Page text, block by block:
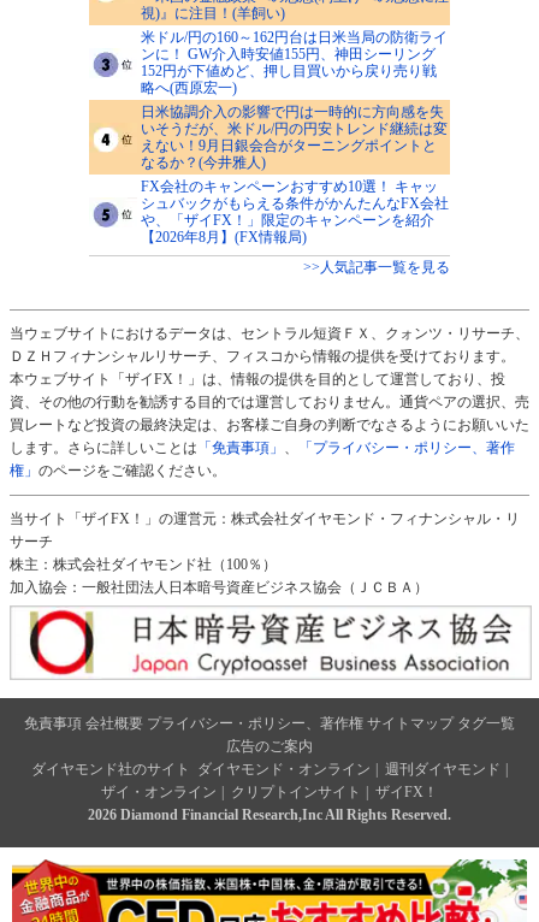
視)』に注目！(羊飼い)
米ドル/円の160～162円台は日米当局の防衛ライ
ンに！ GW介入時安値155円、神田シーリング
152円が下値めど、押し目買いから戻り売り戦
略へ(西原宏一)
日米協調介入の影響で円は一時的に方向感を失
いそうだが、米ドル/円の円安トレンド継続は変
えない！9月日銀会合がターニングポイントと
なるか？(今井雅人)
FX会社のキャンペーンおすすめ10選！ キャッ
シュバックがもらえる条件がかんたんなFX会社
や、「ザイFX！」限定のキャンペーンを紹介
【2026年8月】(FX情報局)
>>人気記事一覧を見る
当ウェブサイトにおけるデータは、セントラル短資ＦＸ、クォンツ・リサーチ、
ＤＺＨフィナンシャルリサーチ、フィスコから情報の提供を受けております。
本ウェブサイト「ザイFX！」は、情報の提供を目的として運営しており、投
資、その他の行動を勧誘する目的では運営しておりません。通貨ペアの選択、売
買レートなど投資の最終決定は、お客様ご自身の判断でなさるようにお願いいた
します。さらに詳しいことは 「免責事項」 、
「プライバシー・ポリシー、著作
権」 のページをご確認ください。
当サイト「ザイFX！」の運営元：株式会社ダイヤモンド・フィナンシャル・リ
サーチ
株主：株式会社ダイヤモンド社（100％）
加入協会：一般社団法人日本暗号資産ビジネス協会（ＪＣＢＡ）
免責事項 会社概要 プライバシー・ポリシー、著作権 サイトマップ タグ一覧
広告のご案内
ダイヤモンド社のサイト
ダイヤモンド・オンライン | 週刊ダイヤモンド |
ザイ・オンライン | クリプトインサイト | ザイFX！
2026 Diamond Financial Research,Inc All Rights Reserved.